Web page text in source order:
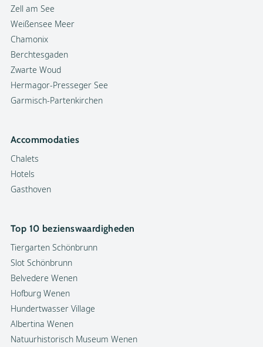
Zell am See
Weißensee Meer
Chamonix
Berchtesgaden
Zwarte Woud
Hermagor-Presseger See
Garmisch-Partenkirchen
Accommodaties
Chalets
Hotels
Gasthoven
Top 10 bezienswaardigheden
Tiergarten Schönbrunn
Slot Schönbrunn
Belvedere Wenen
Hofburg Wenen
Hundertwasser Village
Albertina Wenen
Natuurhistorisch Museum Wenen